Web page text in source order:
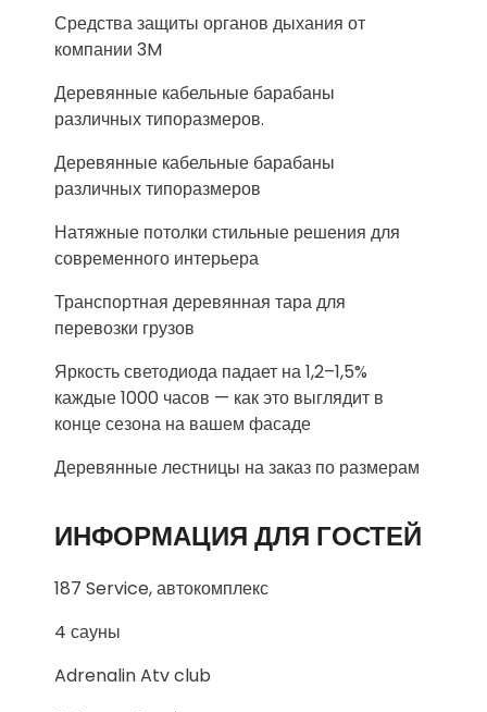
Средства защиты органов дыхания от
компании 3M
Деревянные кабельные барабаны
различных типоразмеров.
Деревянные кабельные барабаны
различных типоразмеров
Натяжные потолки стильные решения для
современного интерьера
Транспортная деревянная тара для
перевозки грузов
Яркость светодиода падает на 1,2–1,5%
каждые 1000 часов — как это выглядит в
конце сезона на вашем фасаде
Деревянные лестницы на заказ по размерам
ИНФОРМАЦИЯ ДЛЯ ГОСТЕЙ
187 Service, автокомплекс
4 сауны
Adrenalin Atv club